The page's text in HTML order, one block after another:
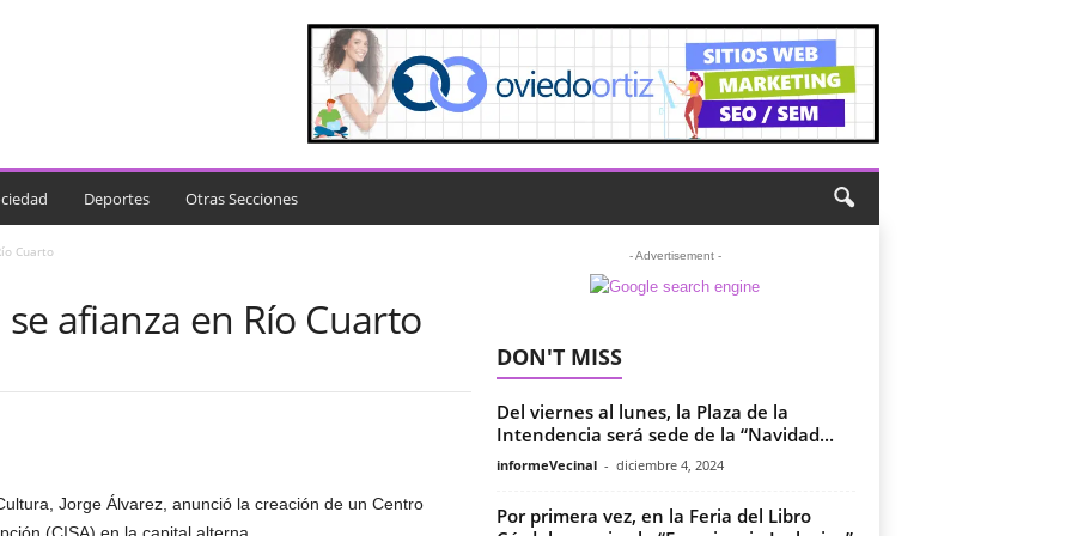
Deportes Otras Secciones
Cuarto
afianza en Río Cuarto
Jorge Álvarez, anunció la creación de un Centro
- Advertisement -
DON'T MISS
Del viernes al lunes, la Plaza de la
Intendencia será sede de la “Navidad...
informeVecinal - diciembre 4, 2024
Por primera vez, en la Feria del Libro